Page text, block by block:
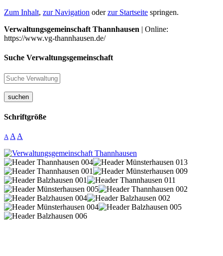
Zum Inhalt, zur Navigation oderzur Startseite springen.
Verwaltungsgemeinschaft Thannhausen | Online:
https://www.vg-thannhausen.de/
Suche Verwaltungsgemeinschaft
suchen
Schriftgröße
A A A